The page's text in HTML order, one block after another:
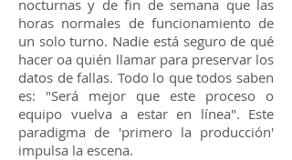
nocturnas y de fin de semana que las
horas normales de funcionamiento de
un solo turno. Nadie está seguro de qué
hacer oa quién llamar para preservar los
datos de fallas. Todo lo que todos saben
es: "Será mejor que este proceso o
equipo vuelva a estar en línea". Este
paradigma de 'primero la producción'
impulsa la escena.